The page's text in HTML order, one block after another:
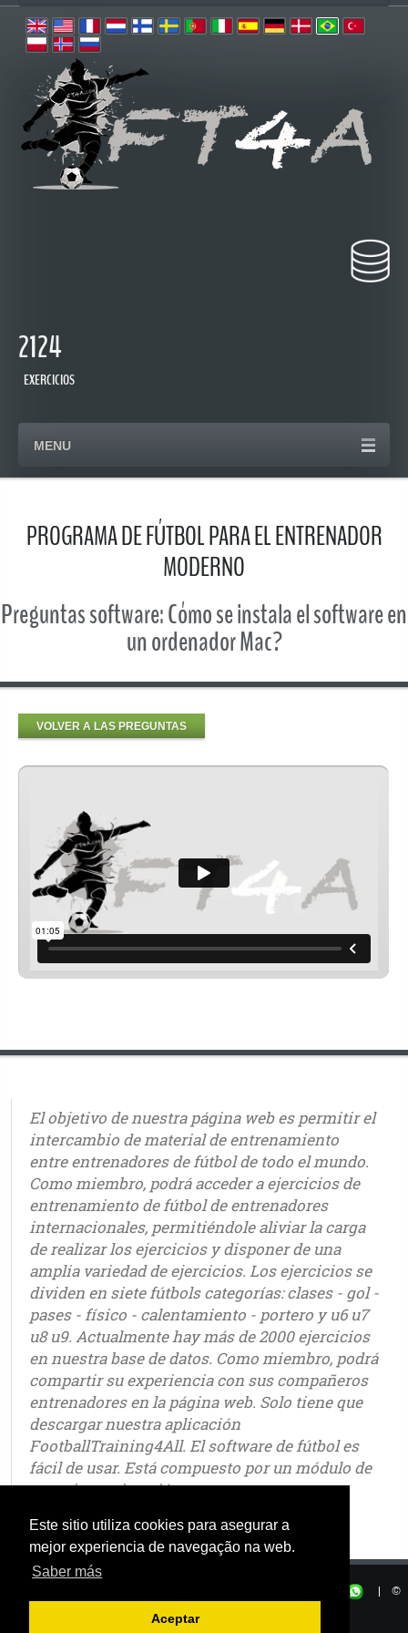
Este sitio utiliza cookies para asegurar a
mejor experiencia de navegação na web.
Saber más
Aceptar
2124
EXERCICIOS
MENU
PROGRAMA DE FÚTBOL PARA EL ENTRENADOR
MODERNO
Preguntas software: Cómo se instala el software en
un ordenador Mac?
VOLVER A LAS PREGUNTAS
El objetivo de nuestra página web es permitir el
intercambio de material de entrenamiento
entre entrenadores de fútbol de todo el mundo.
Como miembro, podrá acceder a ejercicios de
entrenamiento de fútbol de entrenadores
internacionales, permitiéndole aliviar la carga
de realizar los ejercicios y disponer de una
amplia variedad de ejercicios. Los ejercicios se
dividen en siete fútbols categorías: clases - gol -
pases - físico - calentamiento - portero y u6 u7
u8 u9. Actualmente hay más de 2000 ejercicios
en nuestra base de datos. Como miembro, podrá
compartir su experiencia con sus compañeros
entrenadores en la página web. Solo tiene que
descargar nuestra aplicación
FootballTraining4All. El software de fútbol es
fácil de usar. Está compuesto por un módulo de
croquis y animación.
| ©